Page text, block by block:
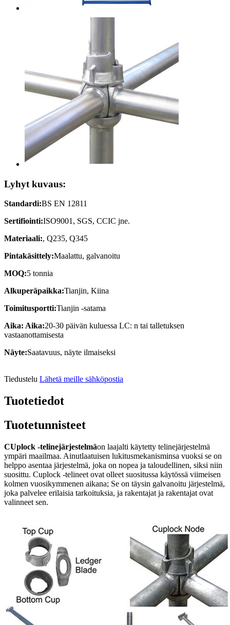
Lyhyt kuvaus:
Standardi:BS EN 12811
Sertifiointi:ISO9001, SGS, CCIC jne.
Materiaali:, Q235, Q345
Pintakäsittely:Maalattu, galvanoitu
MOQ:5 tonnia
Alkuperäpaikka:Tianjin, Kiina
Toimitusportti:Tianjin -satama
Aika: Aika:20-30 päivän kuluessa LC: n tai talletuksen
vastaanottamisesta
Näyte:Saatavuus, näyte ilmaiseksi
Tiedustelu Lähetä meille sähköpostia
Tuotetiedot
Tuotetunnisteet
CUplock -telinejärjestelmäon laajalti käytetty telinejärjestelmä
ympäri maailmaa. Ainutlaatuisen lukitusmekanisminsa vuoksi se on
helppo asentaa järjestelmä, joka on nopea ja taloudellinen, siksi niin
suosittu. Cuplock -telineet ovat olleet suositussa käytössä viimeisen
kolmen vuosikymmenen aikana; Se on täysin galvanoitu järjestelmä,
joka palvelee erilaisia ​​tarkoituksia, ja rakentajat ja rakentajat ovat
valinneet sen.